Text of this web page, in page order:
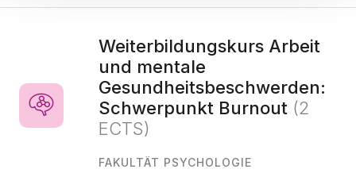
Weiterbildungskurs Arbeit
und mentale
Gesundheitsbeschwerden:
Schwerpunkt Burnout (2
ECTS)
FAKULTÄT PSYCHOLOGIE